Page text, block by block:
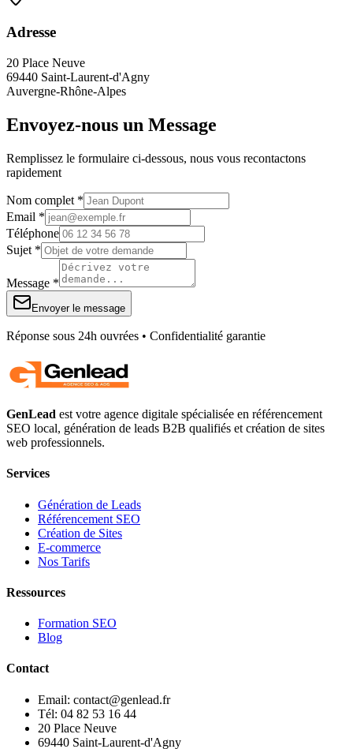
Adresse
20 Place Neuve
69440 Saint-Laurent-d'Agny
Auvergne-Rhône-Alpes
Envoyez-nous un Message
Remplissez le formulaire ci-dessous, nous vous recontactons
rapidement
Nom complet *
Email *
Téléphone
Sujet *
Message *
Envoyer le message
Réponse sous 24h ouvrées • Confidentialité garantie
GenLead est votre agence digitale spécialisée en référencement
SEO local, génération de leads B2B qualifiés et création de sites
web professionnels.
Services
Génération de Leads
Référencement SEO
Création de Sites
E-commerce
Nos Tarifs
Ressources
Formation SEO
Blog
Contact
Email: contact@genlead.fr
Tél: 04 82 53 16 44
20 Place Neuve
69440 Saint-Laurent-d'Agny